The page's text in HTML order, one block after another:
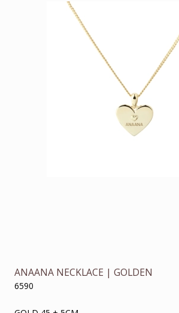
ANAANA NECKLACE | GOLDEN
6590